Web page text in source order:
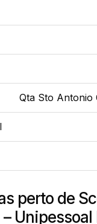
Qta Sto Antonio
perto de
Unipessoal